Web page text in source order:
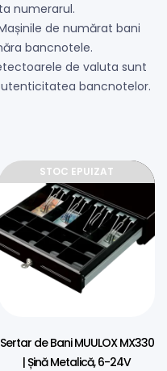
numerarul.
de numărat bani
bancnotele.
de valuta sunt
bancnotelor.
STOC EPUIZAT
Sertar de Bani MUULOX MX330
| Șină Metalică, 6-24V